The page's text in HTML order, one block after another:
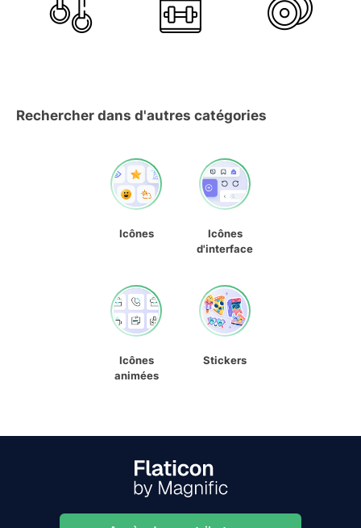
Rechercher dans d'autres catégories
Icônes
Icônes
d'interface
Icônes
animées
Stickers